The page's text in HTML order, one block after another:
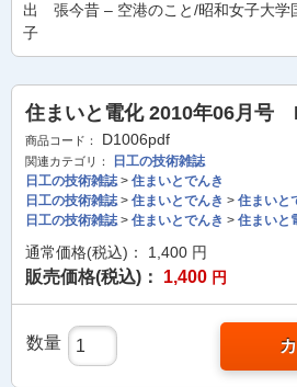
出 張今昔 – 空港のこと/昭和女子大学
子
住まいと電化 2010年06月号
商品コード： D1006pdf
関連カテゴリ：
日工の技術雑誌
日工の技術雑誌> 住まいとでんき
日工の技術雑誌> 住まいとでんき > 住まい
日工の技術雑誌> 住まいとでんき > 住まい
通常価格(税込)： 1,400 円
販売価格(税込)： 1,400 円
数量